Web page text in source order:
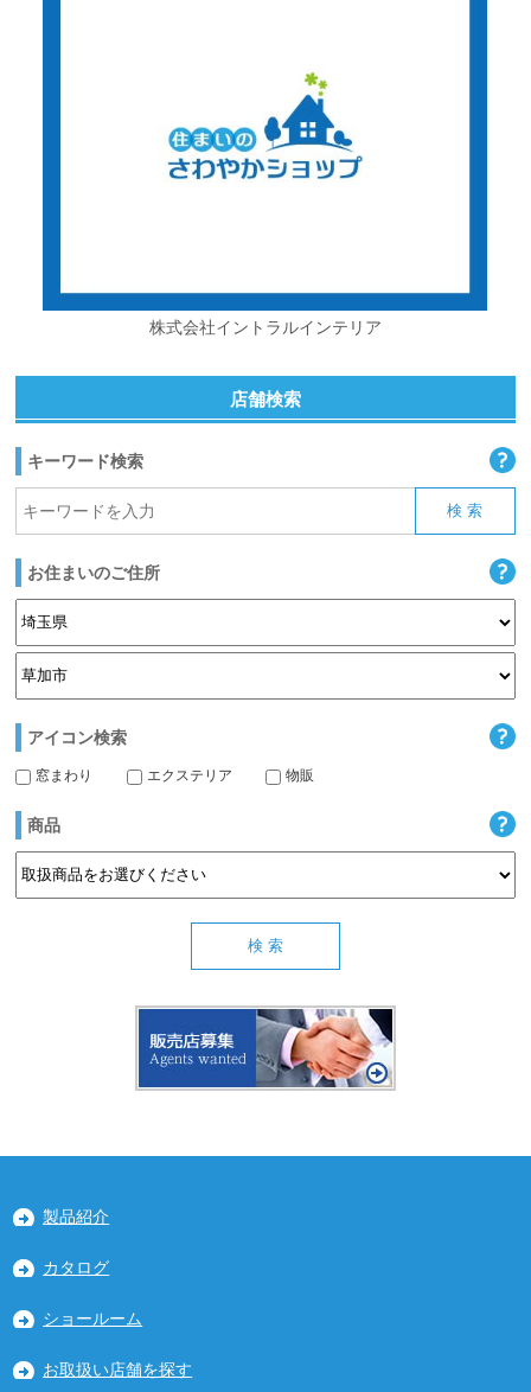
株式会社イントラルインテリア
店舗検索
キーワード検索
お住まいのご住所
アイコン検索
窓まわり エクステリア 物販
商品
製品紹介
カタログ
ショールーム
お取扱い店舗を探す